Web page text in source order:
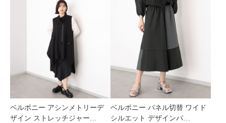
ベルポニー アシンメトリーデ
ザイン ストレッチジャー…
ベルポニー パネル切替 ワイド
シルエット デザインパ…